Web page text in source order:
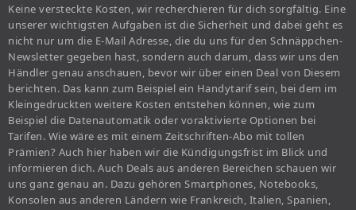
Keine versteckte Kosten, wir recherchieren für dich sorgfältig. Eine
unserer wichtigsten Aufgaben ist die Sicherheit und dabei geht es
nicht nur um die E-Mail Adresse, die du uns für den Schnäppchen-
Newsletter gegeben hast, sondern auch darum, dass wir uns den
Händler genau anschauen, bevor wir über einen Deal von Diesem
berichten. Das kann zum Beispiel ein Handytarif sein, bei dem im
Kleingedruckten weitere Kosten entstehen können, wie zum
Beispiel die Datenautomatik oder voraktivierte Optionen bei
Tarifen. Wie wäre es mit einem Zeitschriften-Abo mit tollen
Prämien? Auch hier haben wir die Kündigungsfrist im Blick und
informieren dich. Auch Deals aus anderen Bereichen schauen wir
uns ganz genau an. Dazu gehören Smartphones, Notebooks,
Konsolen aus anderen Ländern wie Frankreich, Italien, Spanien,